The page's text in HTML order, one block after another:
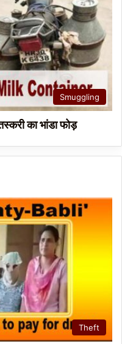
Smuggling
का भांडा फोड़
Theft